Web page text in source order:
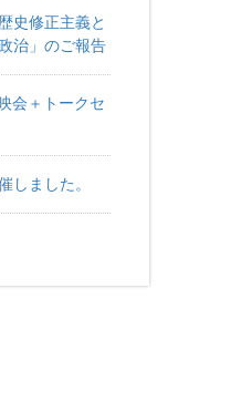
史修正主義と
治」のご報告
会＋トークセ
しました。